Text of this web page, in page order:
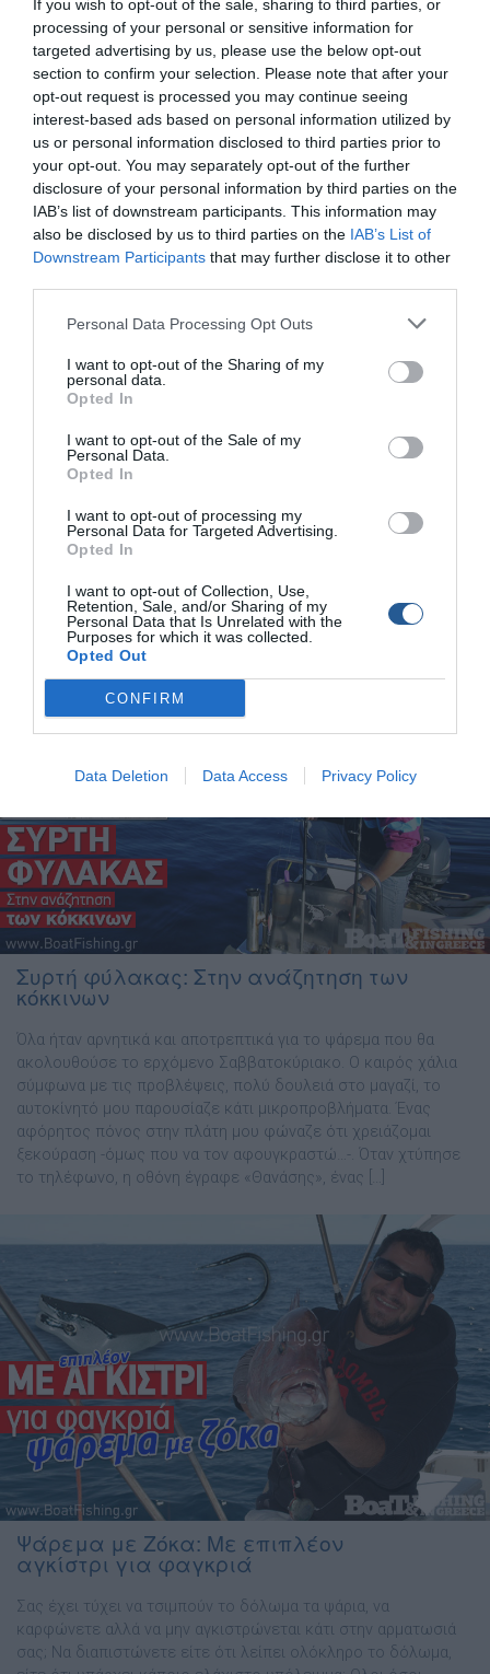
If you wish to opt-out of the sale, sharing to third parties, or
processing of your personal or sensitive information for
targeted advertising by us, please use the below opt-out
section to confirm your selection. Please note that after your
opt-out request is processed you may continue seeing
interest-based ads based on personal information utilized by
us or personal information disclosed to third parties prior to
your opt-out. You may separately opt-out of the further
disclosure of your personal information by third parties on the
IAB’s list of downstream participants. This information may
also be disclosed by us to third parties on the IAB’s List of
Downstream Participants that may further disclose it to other
Personal Data Processing Opt Outs
I want to opt-out of the Sharing of my
personal data.
Opted In
I want to opt-out of the Sale of my
Personal Data.
Opted In
I want to opt-out of processing my
Personal Data for Targeted Advertising.
Opted In
I want to opt-out of Collection, Use,
Retention, Sale, and/or Sharing of my
Personal Data that Is Unrelated with the
Purposes for which it was collected.
Opted Out
CONFIRM
Data Deletion Data Access Privacy Policy
Εύκολα όµως θα δελεαστούν και άλλα ψάρια, από µαυρόψαρα
έως τονοειδή. Πολύ βασικό κοµµάτι της τεχνικής, είναι η
επιλογή καλαµιού και µηχανισµού, ενώ και τα λεπτά […]
Πιάστηκε σπάνιο ψάρι - αυστραλέζικο
φαγκρί (pagrus auratus) 5 κιλών στο Ιόνιο
συνεργάτη του περιοδικού Boat & Fishing Στέφανο Γιώτη, όταν
στη τελευταία του εξόρμηση έπιασε ένα αυστραλέζικο φαγκρί
στις θάλασσες μας και μέχρι τώρα το βλέπαμε σε βίντεο
ψαράδων στο youtube από την μακρινή Ωκεανία, και […]
Συρτή φύλακας: Στην ανάζητηση των
κόκκινων
Όλα ήταν αρνητικά και αποτρεπτικά για το ψάρεµα που θα
ακολουθούσε το ερχόµενο Σαββατοκύριακο. Ο καιρός χάλια
σύµφωνα µε τις προβλέψεις, πολύ δουλειά στο µαγαζί, το
αυτοκίνητό µου παρουσίαζε κάτι µικροπροβλήµατα. Ένας
αφόρητος πόνος στην πλάτη µου φώναζε ότι χρειάζοµαι
ξεκούραση -όµως που να τον αφουγκραστώ…-. Όταν χτύπησε
το τηλέφωνο, η οθόνη έγραφε «Θανάσης», ένας […]
Ψάρεμα με Ζόκα: Με επιπλέον
αγκίστρι για φαγκριά
Σας έχει τύχει να τσιµπούν το δόλωµα τα ψάρια, να
καρφώνετε αλλά να µην αγκιστρώνεται κάτι στην αρµατωσιά
σας; Nα διαπιστώνετε είτε ότι λείπει ολόκληρο το δόλωµα,